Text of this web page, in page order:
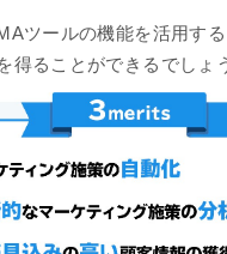
ツールの機能を活用す
得ることができるでしょ